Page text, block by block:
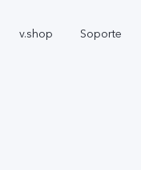
v.shop Soporte